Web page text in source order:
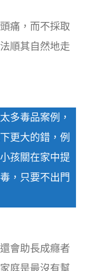
痛，而不採取
順其自然地走
多毒品案例，
更大的錯，例
孩關在家中提
，只要不出門
會助長成癮者
庭是最沒有幫